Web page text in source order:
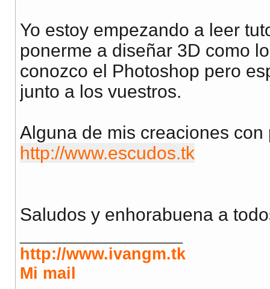
Yo estoy empezando a leer
ponerme a diseñar 3D como
conozco el Photoshop pero
junto a los vuestros.
Alguna de mis creaciones
http://www.escudos.tk
Saludos y enhorabuena a
http://www.ivangm.tk
Mi mail